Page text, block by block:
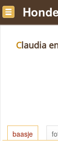
Claudia
baasje